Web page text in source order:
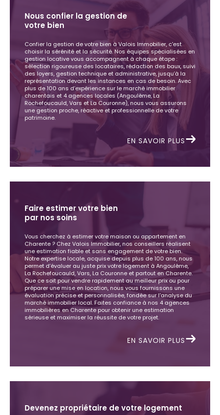
Nous confier la gestion de
votre bien
Confier la gestion de votre bien à Valois Immobilier, c'est
choisir la sérénité et la sécurité. Nos équipes spécialisées en
gestion locative vous accompagnent à chaque étape :
sélection rigoureuse des locataires, rédaction des baux, suivi
des loyers, gestion technique et administrative, jusqu’à la
représentation devant les instances en cas de besoin. Avec
plus de 100 ans d’expérience sur le marché immobilier
charentais et 4 agences locales (Angoulême, La
Rochefoucauld, Vars et La Couronne), nous vous assurons
une gestion proche, réactive et professionnelle de votre
patrimoine.
EN SAVOIR PLUS
Faire estimer votre bien
par nos soins
Vous cherchez à estimer votre maison ou appartement en
Charente ? Chez Valois Immobilier, nos conseillers réalisent
une estimation fiable et sans engagement de votre bien.
Notre expertise locale, acquise depuis plus de 100 ans, nous
permet d’évaluer au juste prix votre logement à Angoulême,
La Rochefoucauld, Vars, La Couronne et partout en Charente.
Que ce soit pour vendre rapidement au meilleur prix ou pour
préparer une mise en location, nous vous fournissons une
évaluation précise et personnalisée, fondée sur l'analyse du
marché immobilier local. Faites confiance à nos 4 agences
immobilières en Charente pour obtenir une estimation
sérieuse et maximiser la réussite de votre projet.
EN SAVOIR PLUS
Devenez propriétaire de votre logement